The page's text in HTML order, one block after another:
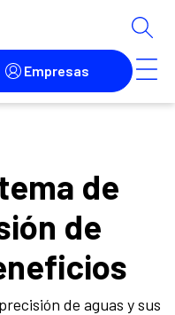
de
de
de aguas y sus